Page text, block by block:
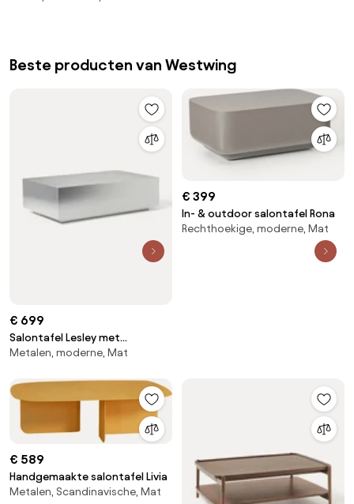
Beste producten van Westwing
€ 699
Salontafel Lesley met
metaallook
Metalen, moderne, Mat
€ 399
In- & outdoor salontafel Rona
Rechthoekige, moderne, Mat
€ 589
Handgemaakte salontafel Livia
Metalen, Scandinavische, Mat